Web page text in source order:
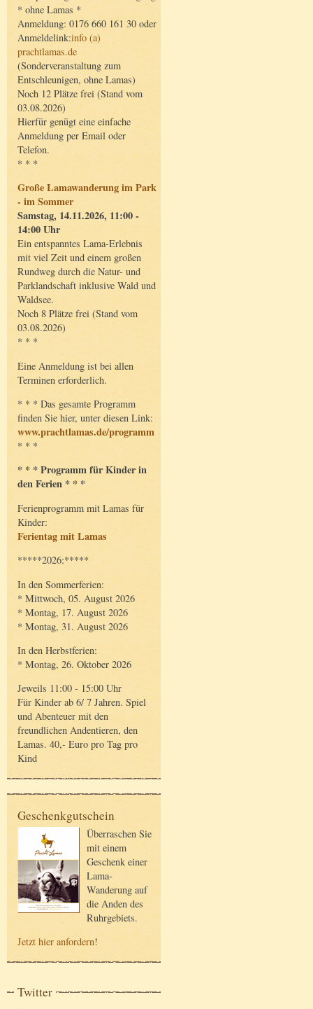
* ohne Lamas *
Anmeldung: 0176 660 161 30 oder
Anmeldelink:info (a)
prachtlamas.de
(Sonderveranstaltung zum
Entschleunigen, ohne Lamas)
Noch 12 Plätze frei (Stand vom
03.08.2026)
Hierfür genügt eine einfache
Anmeldung per Email oder
Telefon.
* * *
Große Lamawanderung im Park
- im Sommer
Samstag, 14.11.2026, 11:00 -
14:00 Uhr
Ein entspanntes Lama-Erlebnis
mit viel Zeit und einem großen
Rundweg durch die Natur- und
Parklandschaft inklusive Wald und
Waldsee.
Noch 8 Plätze frei (Stand vom
03.08.2026)
* * *
Eine Anmeldung ist bei allen
Terminen erforderlich.
* * * Das gesamte Programm
finden Sie hier, unter diesen Link:
www.prachtlamas.de/programm
* * *
* * * Programm für Kinder in
den Ferien * * *
Ferienprogramm mit Lamas für
Kinder:
Ferientag mit Lamas
*****2026:*****
In den Sommerferien:
* Mittwoch, 05. August 2026
* Montag, 17. August 2026
* Montag, 31. August 2026
In den Herbstferien:
* Montag, 26. Oktober 2026
Jeweils 11:00 - 15:00 Uhr
Für Kinder ab 6/ 7 Jahren. Spiel
und Abenteuer mit den
freundlichen Andentieren, den
Lamas. 40,- Euro pro Tag pro
Kind
Geschenkgutschein
Überraschen Sie
mit einem
Geschenk einer
Lama-
Wanderung auf
die Anden des
Ruhrgebiets.
Jetzt hier anfordern!
Twitter